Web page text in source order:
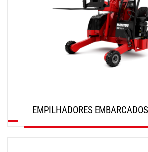
EMPILHADORES EMBARCADOS